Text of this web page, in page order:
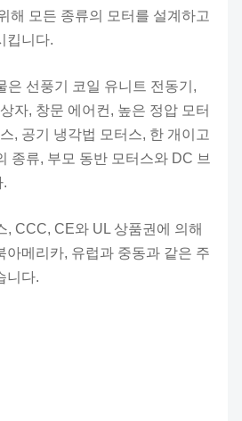
해 모든 종류의 모터를 설계하고
킵니다.
은 선풍기 코일 유니트 전동기,
자, 창문 에어컨, 높은 정압 모터
, 공기 냉각법 모터스, 한 개이고
종류, 부모 동반 모터스와 DC 브
.
, CCC, CE와 UL 상품권에 의해
아메리카, 유럽과 중동과 같은 주
니다.